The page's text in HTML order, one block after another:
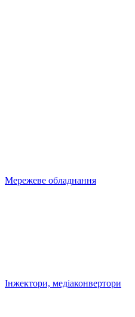
Мережеве обладнання
Інжектори, медіаконвертори